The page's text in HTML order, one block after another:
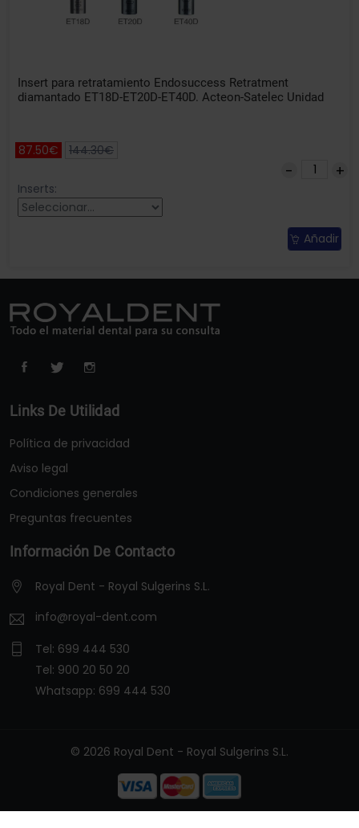
Insert para retratamiento Endosuccess Retratment
diamantado ET18D-ET20D-ET40D. Acteon-Satelec Unidad
87.50€ 144.30€
Inserts:
Añadir
Links De Utilidad
Política de privacidad
Aviso legal
Condiciones generales
Preguntas frecuentes
Información De Contacto
Royal Dent - Royal Sulgerins S.L.
info@royal-dent.com
Tel: 699 444 530
Tel: 900 20 50 20
Whatsapp: 699 444 530
© 2026 Royal Dent - Royal Sulgerins S.L.